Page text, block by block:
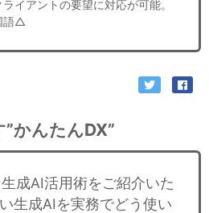
イアントの要望に対応が可能。
語△
かんたんDX”
成AI活用術をご紹介いた
生成AIを実務でどう使い